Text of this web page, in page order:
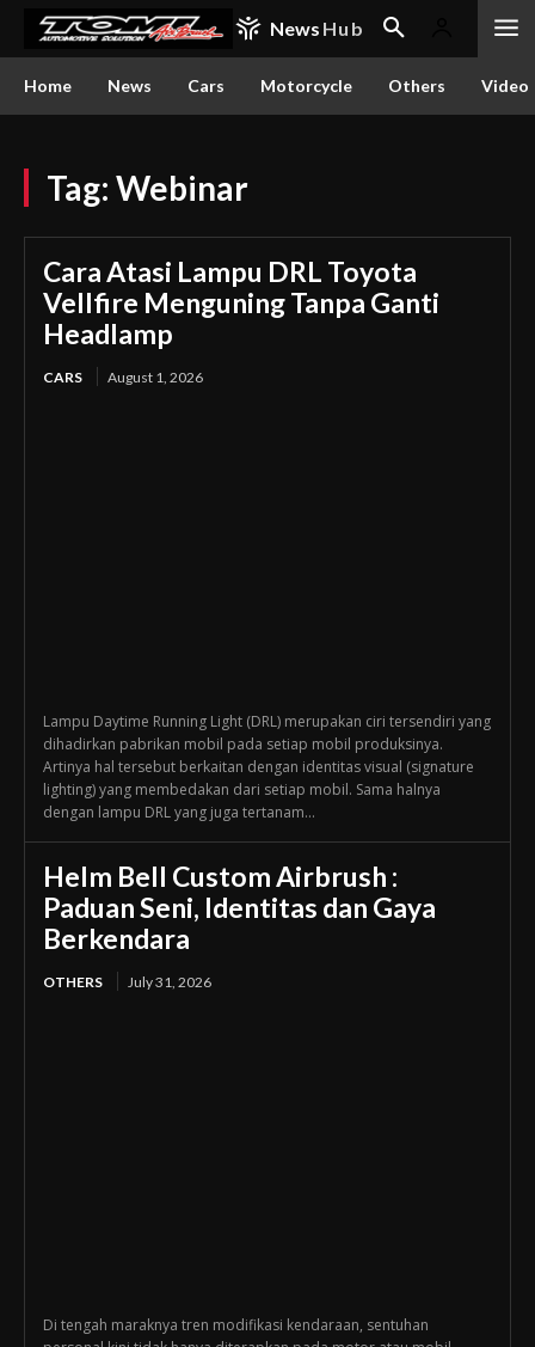
News Hub
Home News Cars Motorcycle Others Video
Tag: Webinar
Cara Atasi Lampu DRL Toyota
Vellfire Menguning Tanpa Ganti
Headlamp
CARS August 1, 2026
Lampu Daytime Running Light (DRL) merupakan ciri tersendiri yang
dihadirkan pabrikan mobil pada setiap mobil produksinya.
Artinya hal tersebut berkaitan dengan identitas visual (signature
lighting) yang membedakan dari setiap mobil. Sama halnya
dengan lampu DRL yang juga tertanam...
Helm Bell Custom Airbrush :
Paduan Seni, Identitas dan Gaya
Berkendara
OTHERS July 31, 2026
Di tengah maraknya tren modifikasi kendaraan, sentuhan